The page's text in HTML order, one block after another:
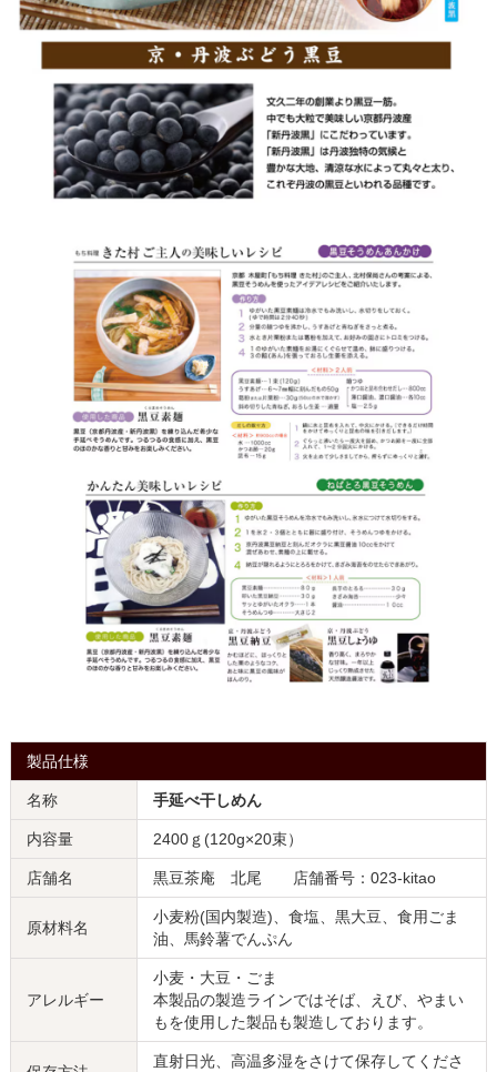
製品仕様
名称 手延べ干しめん
内容量 2400ｇ(120g×20束）
店舗名 黒豆茶庵 北尾 店舗番号：023-kitao
原材料名
小麦粉(国内製造)、食塩、黒大豆、食用ごま
油、馬鈴薯でんぷん
アレルギー
小麦・大豆・ごま
本製品の製造ラインではそば、えび、やまい
もを使用した製品も製造しております。
直射日光、高温多湿をさけて保存してくださ